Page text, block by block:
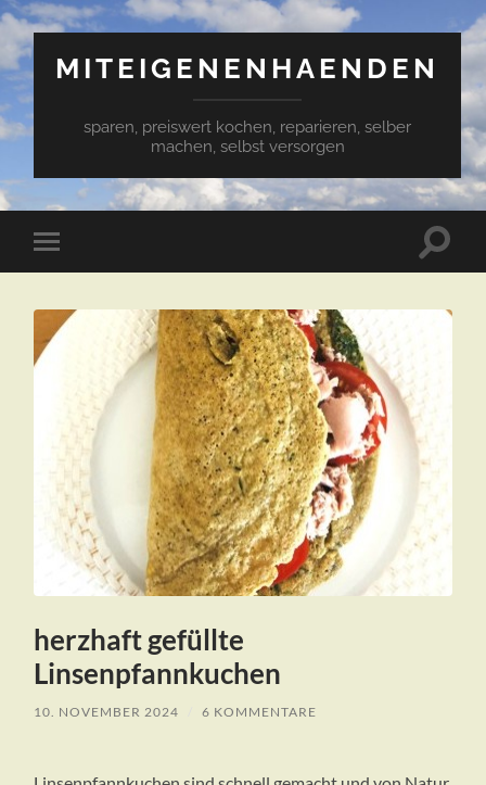
MITEIGENENHAENDEN
sparen, preiswert kochen, reparieren, selber
machen, selbst versorgen
Mobile-
Menü
herzhaft gefüllte
Linsenpfannkuchen
10. NOVEMBER 2024 6 KOMMENTARE